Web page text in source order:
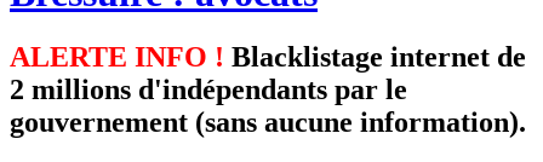
ALERTE INFO ! Blacklistage internet de
2 millions d'indépendants par le
gouvernement (sans aucune information).